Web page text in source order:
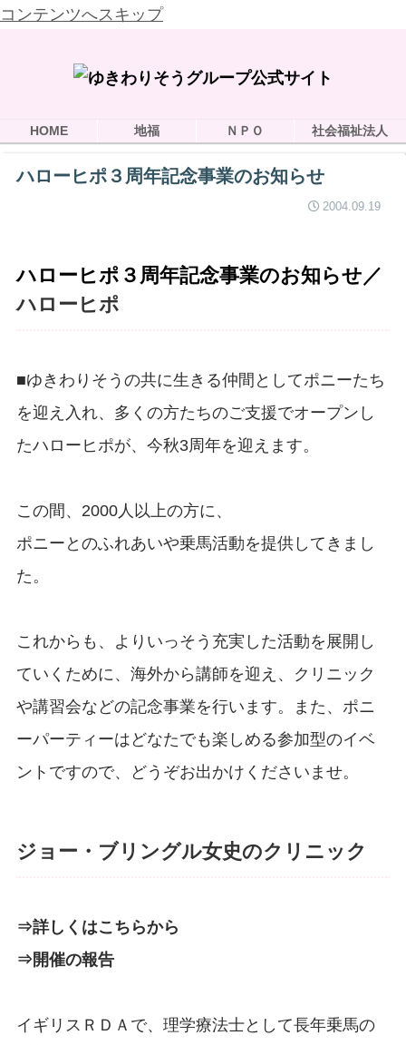
コンテンツへスキップ
HOME 地福 ＮＰＯ 社会福祉法人
ハローヒポ３周年記念事業のお知らせ
2004.09.19
ハローヒポ３周年記念事業のお知らせ／
ハローヒポ
■ゆきわりそうの共に生きる仲間としてポニーたち
を迎え入れ、多くの方たちのご支援でオープンし
たハローヒポが、今秋3周年を迎えます。
この間、2000人以上の方に、
ポニーとのふれあいや乗馬活動を提供してきまし
た。
これからも、よりいっそう充実した活動を展開し
ていくために、海外から講師を迎え、クリニック
や講習会などの記念事業を行います。また、ポニ
ーパーティーはどなたでも楽しめる参加型のイベ
ントですので、どうぞお出かけくださいませ。
ジョー・ブリングル女史のクリニック
⇒詳しくはこちらから
⇒開催の報告
イギリスＲＤＡで、理学療法士として長年乗馬の